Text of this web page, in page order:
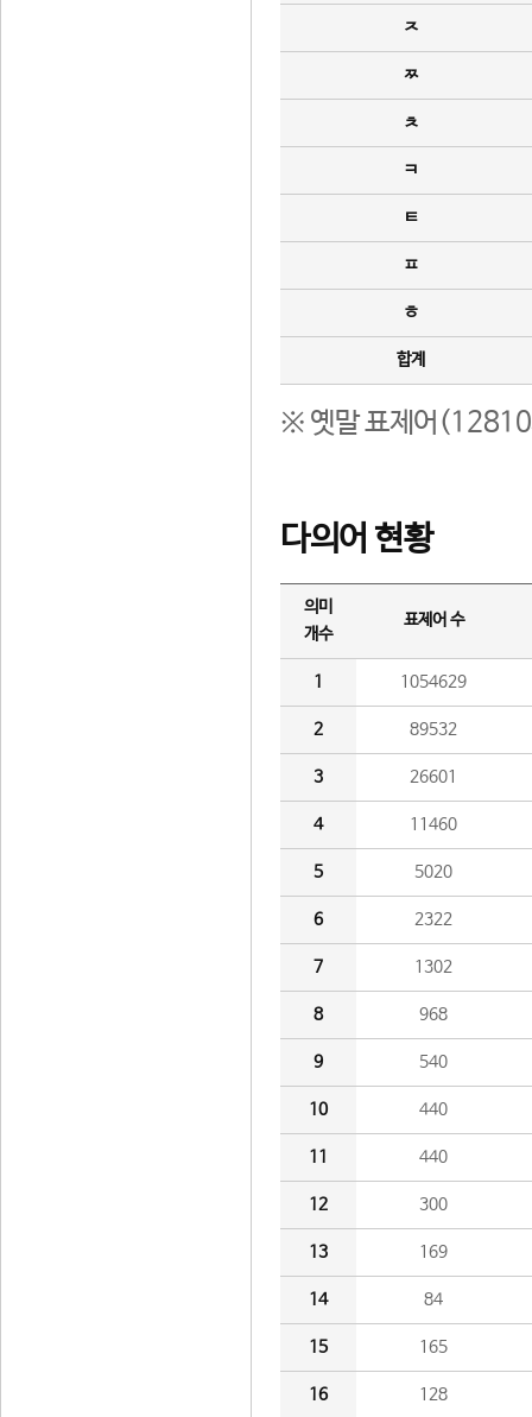
ㅈ
ㅉ
ㅊ
ㅋ
ㅌ
ㅍ
ㅎ
합계
※ 옛말 표제어(12810
다의어 현황
의미
개수
표제어 수
1 1054629
2 89532
3 26601
4 11460
5 5020
6 2322
7 1302
8 968
9 540
10 440
11 440
12 300
13 169
14 84
15 165
16 128